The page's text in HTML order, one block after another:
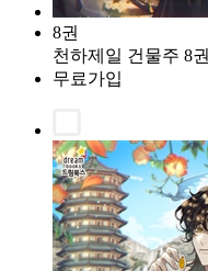
8권
천하제일 건물주 8권
무료가입